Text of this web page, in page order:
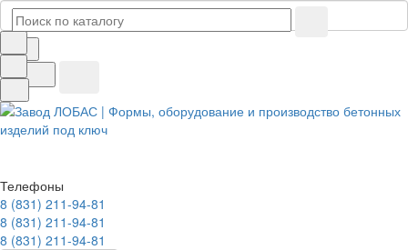
Телефоны
8 (831) 211-94-81
8 (831) 211-94-81
8 (831) 211-94-81